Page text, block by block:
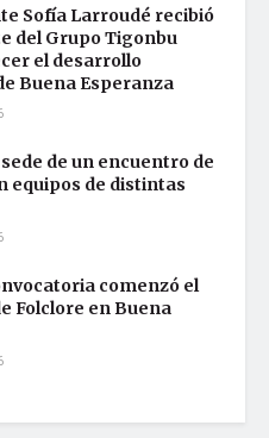
Sofía Larroudé recibió
del Grupo Tigonbu
el desarrollo
Buena Esperanza
de un encuentro de
equipos de distintas
comenzó el
Folclore en Buena